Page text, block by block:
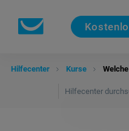
Hilfecenter Kurse